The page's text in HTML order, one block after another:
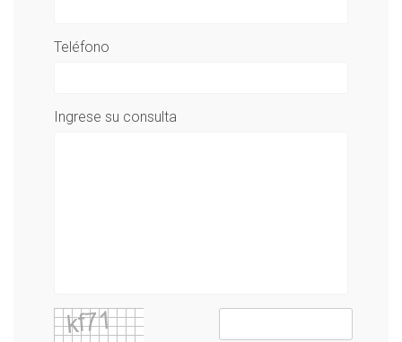
Teléfono
Ingrese su consulta